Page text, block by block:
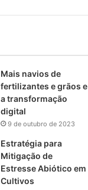
Mais navios de
fertilizantes e grãos e
a transformação
digital
9 de outubro de 2023
Estratégia para
Mitigação de
Estresse Abiótico em
Cultivos